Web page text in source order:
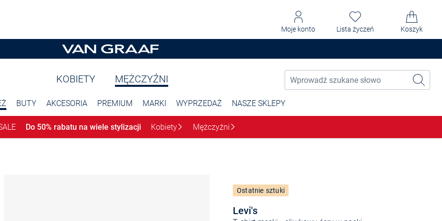
Moje konto Lista życzeń Koszyk
KOBIETY MĘŻCZYŹNI
BUTY AKCESORIA PREMIUM MARKI WYPRZEDAŻ NASZE SKLEPY
Do 50% rabatu na wiele stylizacji Kobiety Mężczyźni
Levi's
Ostatnie sztuki